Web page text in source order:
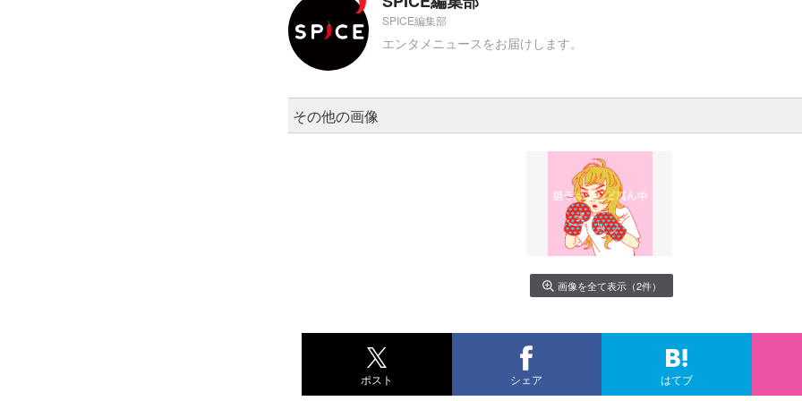
SPICE編集部
エンタメニュースをお届けします。
その他の画像
画像を全て表示（2件）
ポスト シェア はてブ